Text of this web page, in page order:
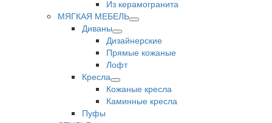
Из керамогранита
МЯГКАЯ МЕБЕЛЬ
Диваны
Дизайнерские
Прямые кожаные
Лофт
Кресла
Кожаные кресла
Каминные кресла
Пуфы